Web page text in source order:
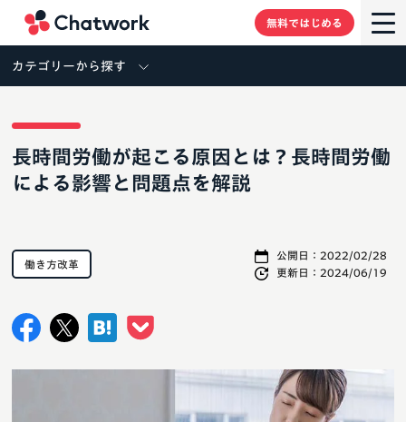
無料ではじめる
カテゴリーから探す
長時間労働が起こる原因とは？長時間労働
による影響と問題点を解説
公開日： 2022/02/28
更新日： 2024/06/19
働き方改革